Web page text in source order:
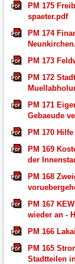
PM 175
spaeter.pdf
PM 174
PM 173
PM 172
PM 171
Gebaeude
PM 170
PM 169
der
PM 168
PM 167
wieder an -
PM 166
PM 165
Stadtteilen